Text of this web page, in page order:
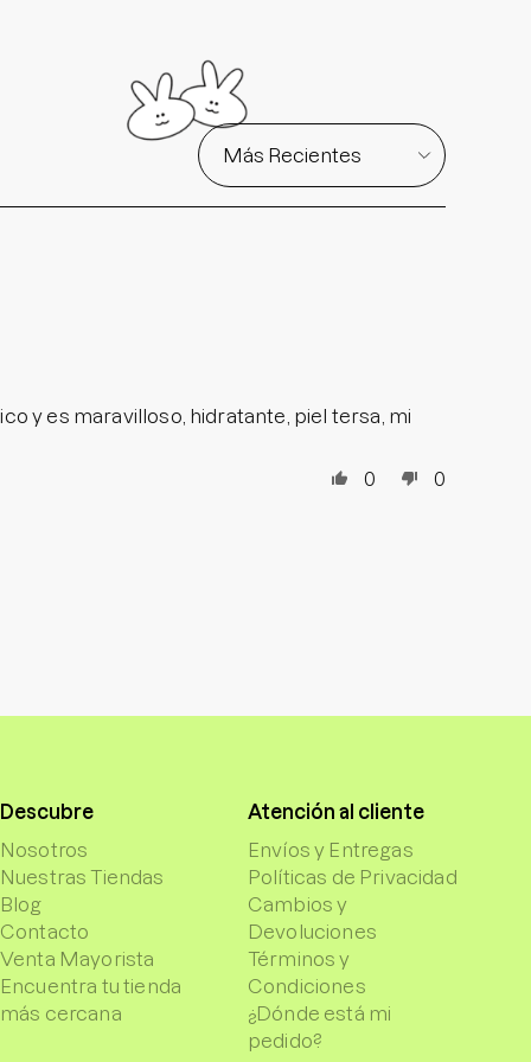
y es maravilloso, hidratante, piel tersa, mi
0 0
Descubre
Nosotros
Nuestras Tiendas
Blog
Contacto
Venta Mayorista
Encuentra tu tienda
más cercana
Atención al cliente
Envíos y Entregas
Políticas de Privacidad
Cambios y
Devoluciones
Términos y
Condiciones
¿Dónde está mi
pedido?